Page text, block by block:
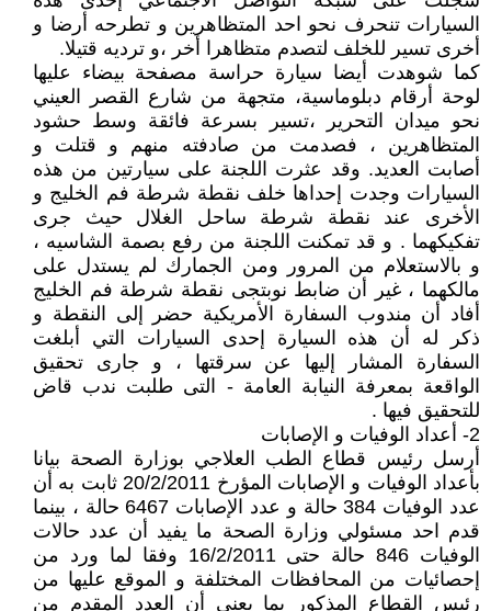
السيارات تنحرف نحو احد المتظاهرين و تطرحه أرضا و
أخرى تسير للخلف لتصدم متظاهرا أخر ،و ترديه قتيلا.
كما شوهدت أيضا سيارة حراسة مصفحة بيضاء عليها
لوحة أرقام دبلوماسية، متجهة من شارع القصر العيني
نحو ميدان التحرير ،تسير بسرعة فائقة وسط حشود
المتظاهرين ، فصدمت من صادفته منهم و قتلت و
أصابت العديد. وقد عثرت اللجنة على سيارتين من هذه
السيارات وجدت إحداها خلف نقطة شرطة فم الخليج و
الأخرى عند نقطة شرطة ساحل الغلال حيث جرى
تفكيكهما . و قد تمكنت اللجنة من رفع بصمة الشاسيه ،
و بالاستعلام من المرور ومن الجمارك لم يستدل على
مالكهما ، غير أن ضابط نوبتجى نقطة شرطة فم الخليج
أفاد أن مندوب السفارة الأمريكية حضر إلى النقطة و
ذكر له أن هذه السيارة إحدى السيارات التي أبلغت
السفارة المشار إليها عن سرقتها ، و جارى تحقيق
الواقعة بمعرفة النيابة العامة - التى طلبت ندب قاض
للتحقيق فيها .
2- أعداد الوفيات و الإصابات
أرسل رئيس قطاع الطب العلاجي بوزارة الصحة بيانا
بأعداد الوفيات و الإصابات المؤرخ 20/2/2011 ثابت به أن
عدد الوفيات 384 حالة و عدد الإصابات 6467 حالة ، بينما
قدم احد مسئولي وزارة الصحة ما يفيد أن عدد حالات
الوفيات 846 حالة حتى 16/2/2011 وفقا لما ورد من
إحصائيات من المحافظات المختلفة و الموقع عليها من
رئيس القطاع المذكور بما يعنى أن العدد المقدم من